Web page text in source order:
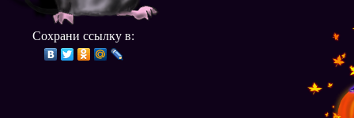
Сохрани ссылку в: